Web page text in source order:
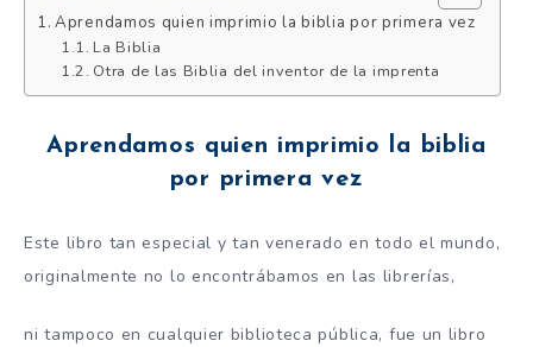
Aprendamos quien imprimio la biblia por primera vez
La Biblia
Otra de las Biblia del inventor de la imprenta
Aprendamos quien imprimio la biblia
por primera vez
Este libro tan especial y tan venerado en todo el mundo,
originalmente no lo encontrábamos en las librerías,
ni tampoco en cualquier biblioteca pública, fue un libro